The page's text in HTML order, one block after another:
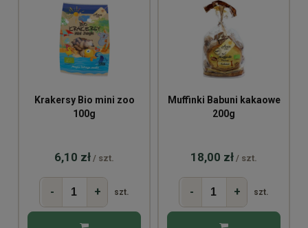
Krakersy Bio mini zoo
100g
6,10 zł / szt.
- + szt.
Muffinki Babuni kakaowe
200g
18,00 zł / szt.
- + szt.